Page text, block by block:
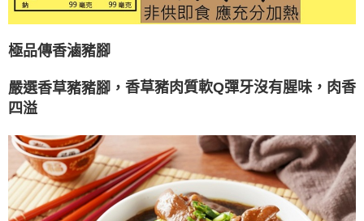
極品傳香滷豬腳
嚴選香草豬豬腳， 香草豬肉質軟Q彈牙沒有腥味，肉香
四溢